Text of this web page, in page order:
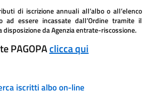
di iscrizione annuali all’albo o all’elenco
ad essere incassate dall’Ordine tramite il
disposizione da Agenzia entrate-riscossione.
PAGOPAclicca qui
iscritti albo on-line